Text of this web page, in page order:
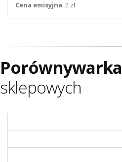
Cena emisyjna: 2 zł
Porównywarka
sklepowych